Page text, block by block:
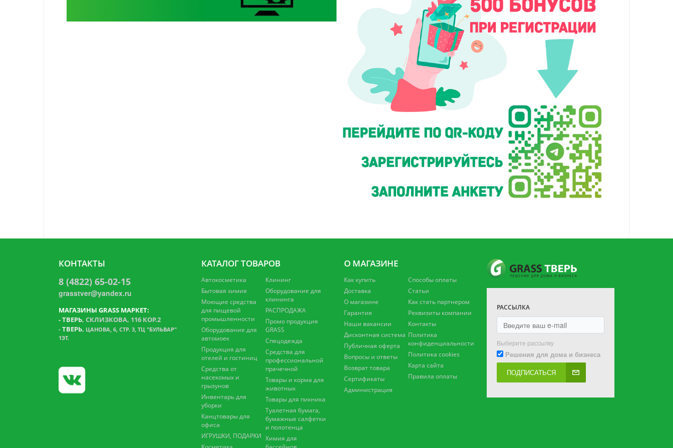
КОНТАКТЫ
8 (4822) 65-02-15
grasstver@yandex.ru
МАГАЗИНЫ GRASS МАРКЕТ:
-ТВЕРЬ, СКЛИЗКОВА, 116 КОР.2
- ТВЕРЬ, ЦАНОВА, 6, СТР. 3, ТЦ "БУЛЬВАР"
1ЭТ.
КАТАЛОГ ТОВАРОВ
Автокосметика
Бытовая химия
Моющие средства
для пищевой
промышленности
Оборудование для
автомоек
Продукция для
отелей и гостиниц
Средства от
насекомых и
грызунов
Инвентарь для
уборки
Канцтовары для
офиса
ИГРУШКИ, ПОДАРКИ
Клининг
Оборудование для
клининга
РАСПРОДАЖА
Промо продукция
GRASS
Спецодежда
Средства для
профессиональной
прачечной
Товары и корма для
животных
Товары для пикника
Туалетная бумага,
бумажные салфетки
и полотенца
Химия для
О МАГАЗИНЕ
Как купить
Доставка
О магазине
Гарантия
Наши вакансии
Дисконтная система
Публичная оферта
Вопросы и ответы
Возврат товара
Сертификаты
Администрация
Способы оплаты
Статьи
Как стать партнером
Реквизиты компании
Контакты
Политика
конфиденциальности
Политика cookies
Карта сайта
Правила оплаты
РАССЫЛКА
Выберите рассылку
Решения для дома и бизнеса
ПОДПИСАТЬСЯ